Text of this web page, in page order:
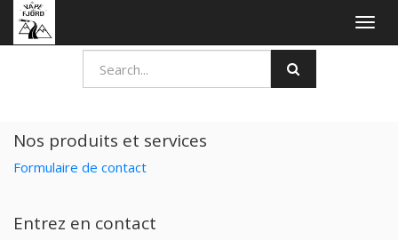
Nos produits et services
Formulaire de contact
Entrez en contact